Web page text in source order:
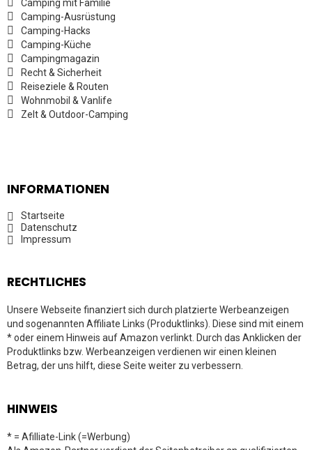
Camping mit Familie
Camping-Ausrüstung
Camping-Hacks
Camping-Küche
Campingmagazin
Recht & Sicherheit
Reiseziele & Routen
Wohnmobil & Vanlife
Zelt & Outdoor-Camping
INFORMATIONEN
Startseite
Datenschutz
Impressum
RECHTLICHES
Unsere Webseite finanziert sich durch platzierte Werbeanzeigen
und sogenannten Affiliate Links (Produktlinks). Diese sind mit einem
* oder einem Hinweis auf Amazon verlinkt. Durch das Anklicken der
Produktlinks bzw. Werbeanzeigen verdienen wir einen kleinen
Betrag, der uns hilft, diese Seite weiter zu verbessern.
HINWEIS
* = Afilliate-Link (=Werbung)